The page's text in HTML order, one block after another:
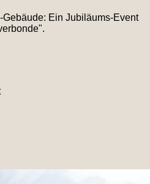
Ein Jubiläums-Event